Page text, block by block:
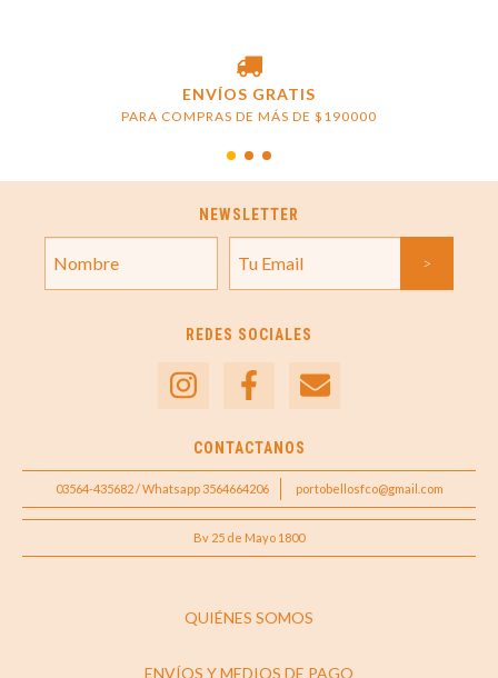
ENVÍOS GRATIS
PARA COMPRAS DE MÁS DE $190000
NEWSLETTER
REDES SOCIALES
CONTACTANOS
03564-435682 / Whatsapp 3564664206 portobellosfco@gmail.com
Bv 25 de Mayo 1800
QUIÉNES SOMOS
ENVÍOS Y MEDIOS DE PAGO